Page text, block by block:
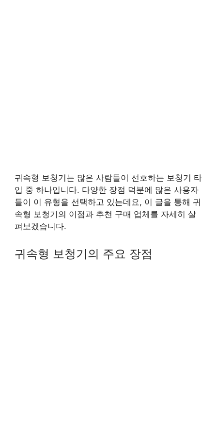
귀속형 보청기는 많은 사람들이 선호하는 보청기 타
입 중 하나입니다. 다양한 장점 덕분에 많은 사용자
들이 이 유형을 선택하고 있는데요, 이 글을 통해 귀
속형 보청기의 이점과 추천 구매 업체를 자세히 살
펴보겠습니다.
귀속형 보청기의 주요 장점